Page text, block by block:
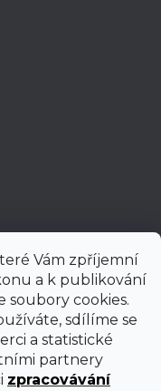
Vám zpříjemní
a k publikování
soubory cookies.
sdílíme se
a statistické
partnery
zpracovávání